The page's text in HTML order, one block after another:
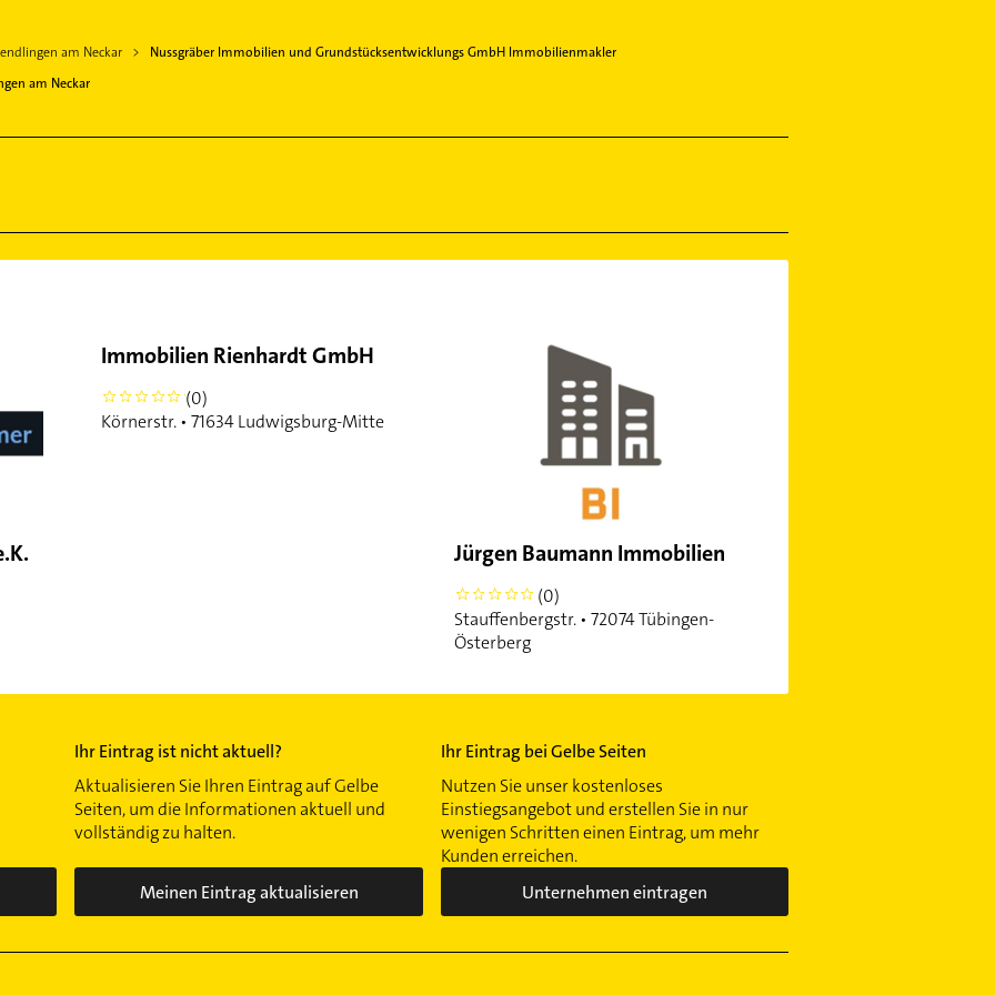
am Neckar
Nussgräber Immobilien und Grundstücksentwicklungs GmbH Immobilienmakler
am Neckar
Immobilien Rienhardt GmbH
0
(0)
Körnerstr. • 71634 Ludwigsburg-Mitte
Jürgen Baumann Immobilien
0
(0)
Stauffenbergstr. • 72074 Tübingen-
Österberg
Ihr Eintrag ist nicht aktuell?
Aktualisieren Sie Ihren Eintrag auf Gelbe
Seiten, um die Informationen aktuell und
vollständig zu halten.
Meinen Eintrag aktualisieren
Ihr Eintrag bei Gelbe Seiten
Nutzen Sie unser kostenloses
Einstiegsangebot und erstellen Sie in nur
wenigen Schritten einen Eintrag, um mehr
Kunden erreichen.
Unternehmen eintragen